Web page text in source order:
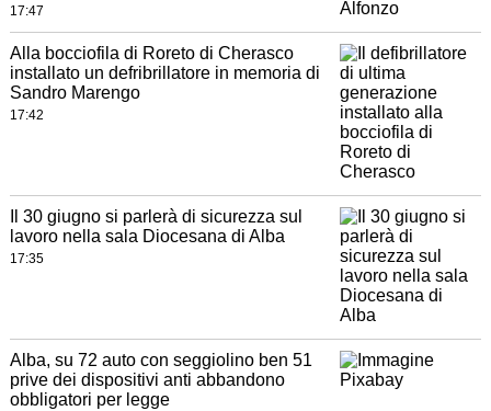
17:47
Alla bocciofila di Roreto di Cherasco
installato un defribrillatore in memoria di
Sandro Marengo
17:42
Il 30 giugno si parlerà di sicurezza sul
lavoro nella sala Diocesana di Alba
17:35
Alba, su 72 auto con seggiolino ben 51
prive dei dispositivi anti abbandono
obbligatori per legge